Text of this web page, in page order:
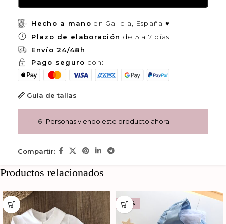
Hecho a mano en Galicia, España ♥
Plazo de elaboración de 5 a 7 días
Envío 24/48h
Pago seguro con:
Guía de tallas
6 Personas viendo este producto ahora
Compartir:
Productos relacionados
-20%